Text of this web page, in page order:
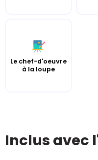
Le chef-d'oeuvre
à la loupe
Inclus avec